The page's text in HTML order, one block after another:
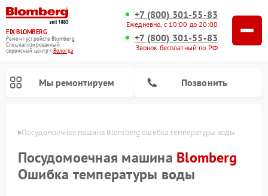
FIX-BLOMBERG
Ремонт устройств Blomberg
Специализированный
cервисный центр г.Вологда
+7 (800) 301-55-83
Ежедневно, с 10:00 до 20:00
+7 (800) 301-55-83
Звонок бесплатный по РФ
Мы ремонтируем Позвонить
Посудомоечная машина Blomberg ошибка температуры воды
Посудомоечная машина Blomberg
Ошибка температуры воды